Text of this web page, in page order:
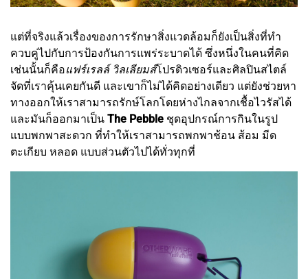
แต่ที่จริงแล้วเรื่องของการรักษาสิ่งแวดล้อมก็ยังเป็นสิ่งที่ทำ
ควบคู่ไปกับการป้องกันการแพร่ระบาดได้ ซึ่งหนึ่งในคนที่คิด
เช่นนั้นก็คือแฟร์เรลล์ วิลเลียมส์โปรดิวเซอร์และศิลปินสไตล์
จัดที่เราคุ้นเคยกันดี และเขาก็ไม่ได้คิดอย่างเดียว แต่ยังช่วยหา
ทางออกให้เราสามารถรักษ์โลกโดยห่างไกลจากเชื้อไวรัสได้
และมันก็ออกมาเป็น The Pebble ชุดอุปกรณ์การกินในรูป
แบบพกพาสะดวก ที่ทำให้เราสามารถพกพาช้อน ส้อม มีด
ตะเกียบ หลอด แบบส่วนตัวไปได้ทั่วทุกที่